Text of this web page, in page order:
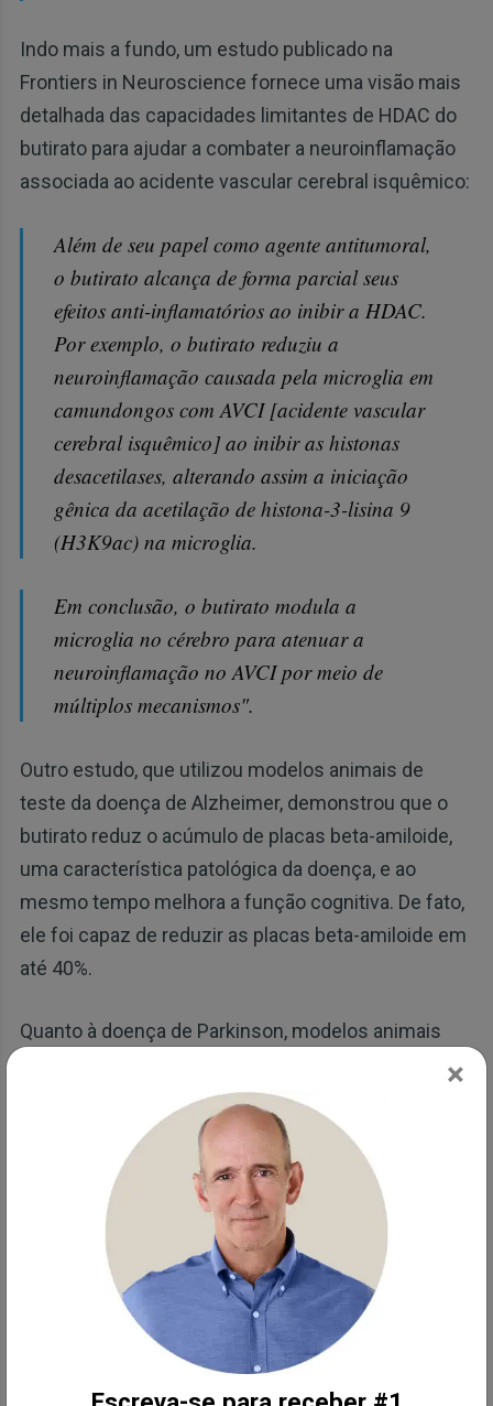
Indo mais a fundo, um estudo publicado na
Frontiers in Neuroscience fornece uma visão mais
detalhada das capacidades limitantes de HDAC do
butirato para ajudar a combater a neuroinflamação
associada ao acidente vascular cerebral isquêmico:
Além de seu papel como agente antitumoral,
o butirato alcança de forma parcial seus
efeitos anti-inflamatórios ao inibir a HDAC.
Por exemplo, o butirato reduziu a
neuroinflamação causada pela microglia em
camundongos com AVCI [acidente vascular
cerebral isquêmico] ao inibir as histonas
desacetilases, alterando assim a iniciação
gênica da acetilação de histona-3-lisina 9
(H3K9ac) na microglia.
Em conclusão, o butirato modula a
microglia no cérebro para atenuar a
neuroinflamação no AVCI por meio de
múltiplos mecanismos".
Outro estudo, que utilizou modelos animais de
teste da doença de Alzheimer, demonstrou que o
butirato reduz o acúmulo de placas beta-amiloide,
uma característica patológica da doença, e ao
mesmo tempo melhora a função cognitiva. De fato,
ele foi capaz de reduzir as placas beta-amiloide em
até 40%.
Quanto à doença de Parkinson, modelos animais
protetores ao estimular o peptídeo semelhante ao
glucagon-1 (GLP-1). O GLP-1 e os agonistas do
receptor de GLP-1 (medicamentos que imitam o
GLP-1) estão sendo estudados de forma ativa
como possíveis tratamentos para a doença de
Parkinson, pois parecem ter efeitos
neuroprotetores.
Além de reduzir a inflamação no cérebro, pesquisas
mostraram que o GLP-1 protege os neurônios
×